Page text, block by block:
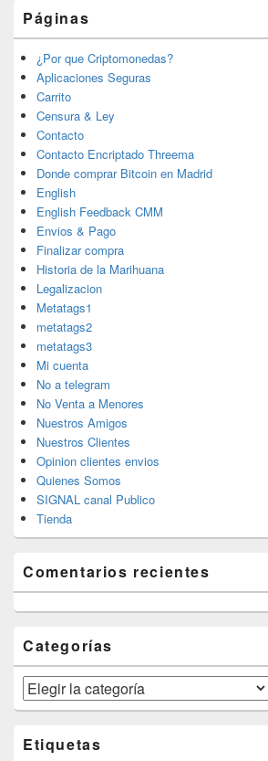
Páginas
¿Por que Criptomonedas?
Aplicaciones Seguras
Carrito
Censura & Ley
Contacto
Contacto Encriptado Threema
Donde comprar Bitcoin en Madrid
English
English Feedback CMM
Envios & Pago
Finalizar compra
Historia de la Marihuana
Legalizacion
Metatags1
metatags2
metatags3
Mi cuenta
No a telegram
No Venta a Menores
Nuestros Amigos
Nuestros Clientes
Opinion clientes envios
Quienes Somos
SIGNAL canal Publico
Tienda
Comentarios recientes
Categorías
Categorías
Etiquetas